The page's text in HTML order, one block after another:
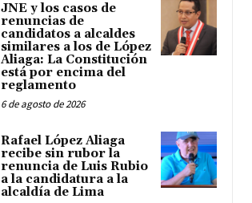
JNE y los casos de
renuncias de
candidatos a alcaldes
similares a los de López
Aliaga: La Constitución
está por encima del
reglamento
6 de agosto de 2026
Rafael López Aliaga
recibe sin rubor la
renuncia de Luis Rubio
a la candidatura a la
alcaldía de Lima